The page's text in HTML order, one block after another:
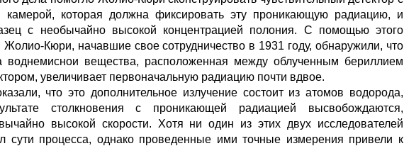
камерой, которая должна фиксировать эту проникающую радиацию, и
с необычайно высокой концентрацией полония. С помощью этого
Жолио-Кюри, начавшие свое сотрудничество в 1931 году, обнаружили, что
воднемиснои вещества, расположенная между облученным бериллием
увеличивает первоначальную радиацию почти вдвое.
что это дополнительное излучение состоит из атомов водорода,
столкновения с проникающей радиацией высвобождаются,
высокой скорости. Хотя ни один из этих двух исследователей
сути процесса, однако проведенные ими точные измерения привели к